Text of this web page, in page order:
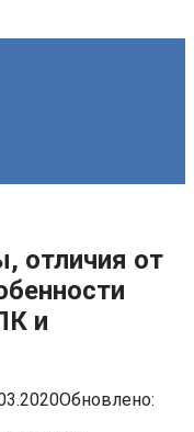
отличия от
и
Обновлено: